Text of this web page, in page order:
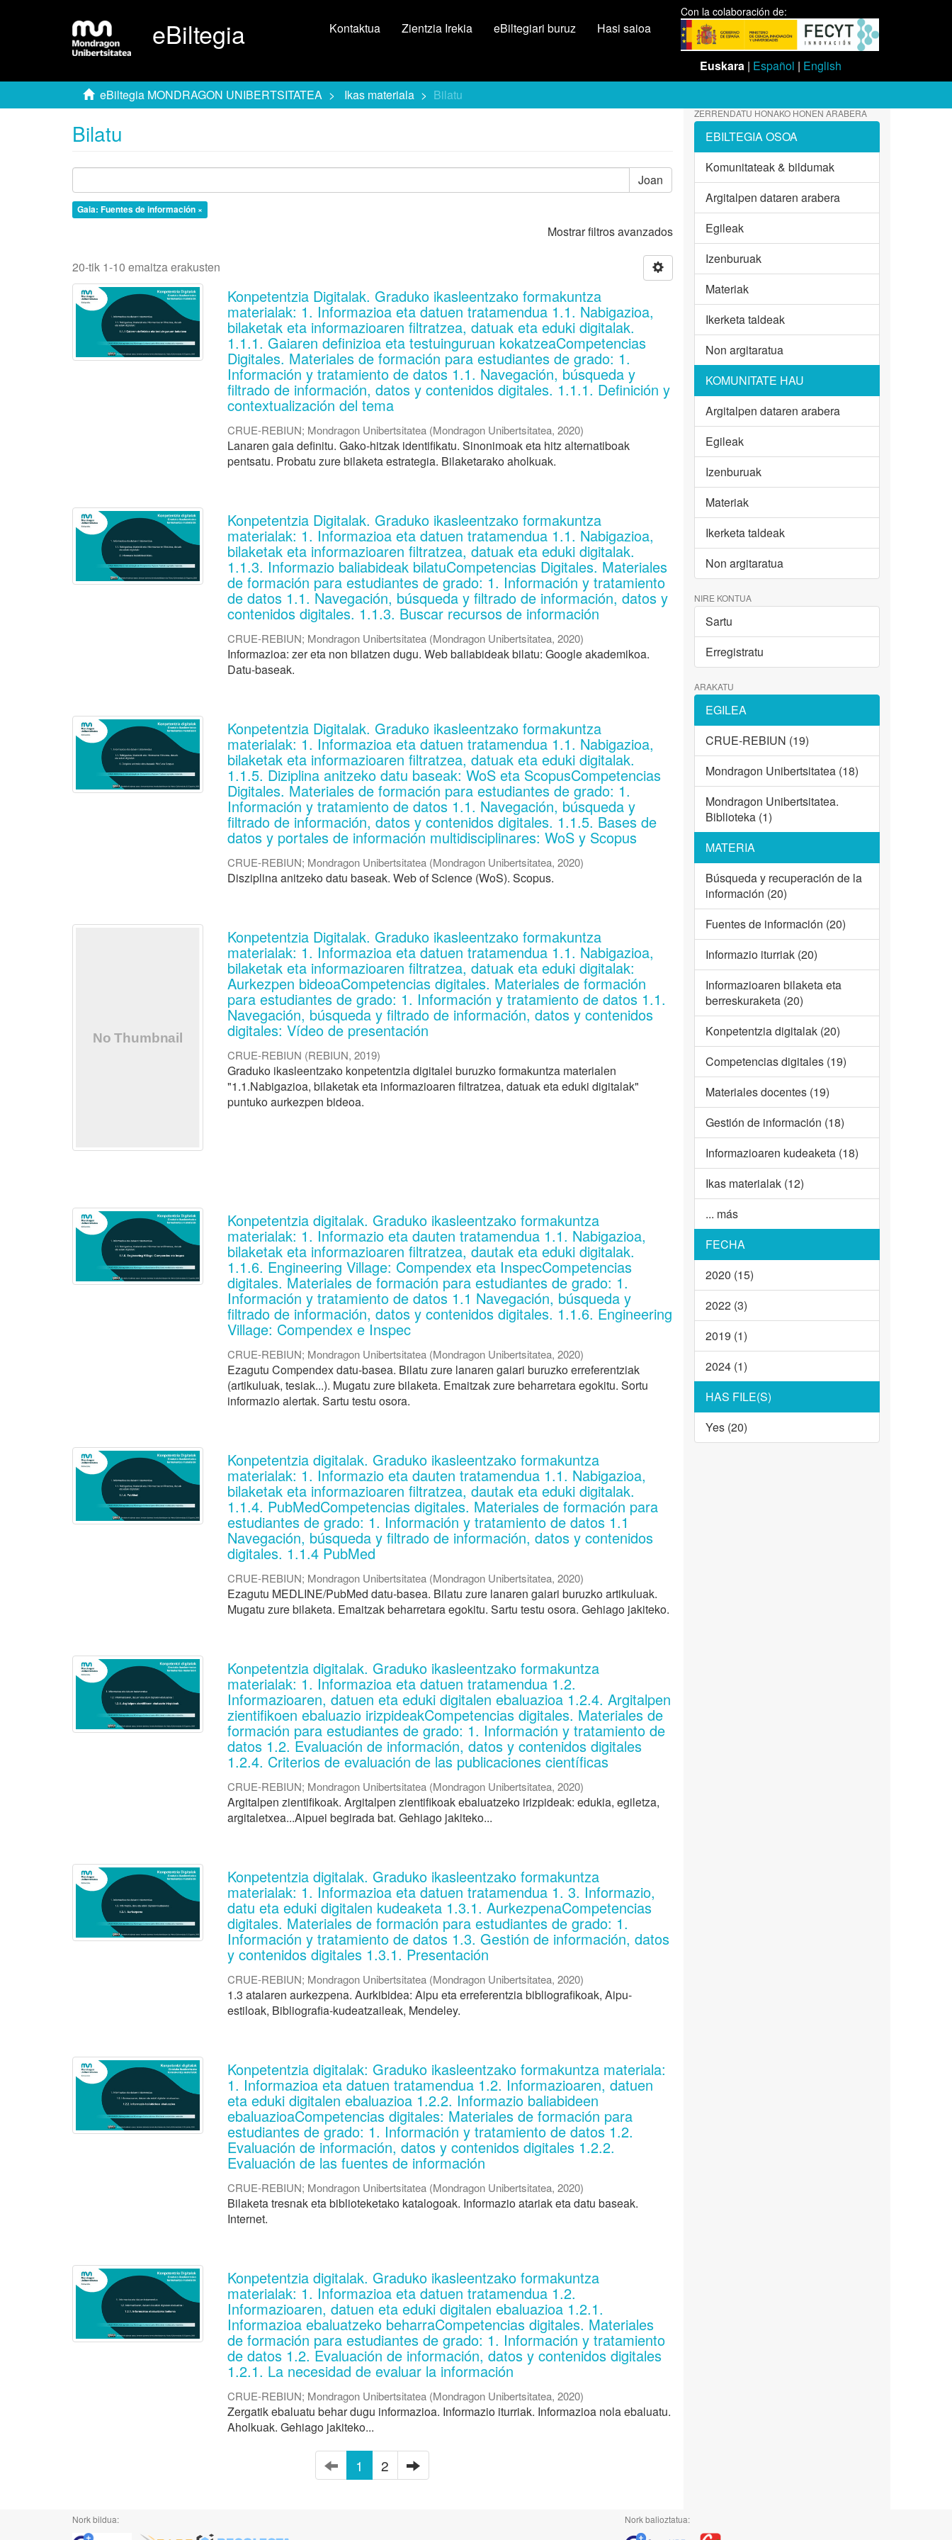
eBiltegia
Con la colaboración de:
Euskara | Español | English
Kontaktua Zientzia Irekia eBiltegiari buruz Hasi saioa
eBiltegia MONDRAGON UNIBERTSITATEA Ikas materiala Bilatu
Bilatu
Joan
Gaia: Fuentes de información ×
Mostrar filtros avanzados
20-tik 1-10 emaitza erakusten
Konpetentzia Digitalak. Graduko ikasleentzako formakuntza
materialak: 1. Informazioa eta datuen tratamendua 1.1. Nabigazioa,
bilaketak eta informazioaren filtratzea, datuak eta eduki digitalak.
1.1.1. Gaiaren definizioa eta testuinguruan kokatzeaCompetencias
Digitales. Materiales de formación para estudiantes de grado: 1.
Información y tratamiento de datos 1.1. Navegación, búsqueda y
filtrado de información, datos y contenidos digitales. 1.1.1. Definición y
contextualización del tema
CRUE-REBIUN; Mondragon Unibertsitatea (Mondragon Unibertsitatea,2020)
Lanaren gaia definitu. Gako-hitzak identifikatu. Sinonimoak eta hitz alternatiboak
pentsatu. Probatu zure bilaketa estrategia. Bilaketarako aholkuak.
Konpetentzia Digitalak. Graduko ikasleentzako formakuntza
materialak: 1. Informazioa eta datuen tratamendua 1.1. Nabigazioa,
bilaketak eta informazioaren filtratzea, datuak eta eduki digitalak.
1.1.3. Informazio baliabideak bilatuCompetencias Digitales. Materiales
de formación para estudiantes de grado: 1. Información y tratamiento
de datos 1.1. Navegación, búsqueda y filtrado de información, datos y
contenidos digitales. 1.1.3. Buscar recursos de información
CRUE-REBIUN; Mondragon Unibertsitatea (Mondragon Unibertsitatea,2020)
Informazioa: zer eta non bilatzen dugu. Web baliabideak bilatu: Google akademikoa.
Datu-baseak.
Konpetentzia Digitalak. Graduko ikasleentzako formakuntza
materialak: 1. Informazioa eta datuen tratamendua 1.1. Nabigazioa,
bilaketak eta informazioaren filtratzea, datuak eta eduki digitalak.
1.1.5. Diziplina anitzeko datu baseak: WoS eta ScopusCompetencias
Digitales. Materiales de formación para estudiantes de grado: 1.
Información y tratamiento de datos 1.1. Navegación, búsqueda y
filtrado de información, datos y contenidos digitales. 1.1.5. Bases de
datos y portales de información multidisciplinares: WoS y Scopus
CRUE-REBIUN; Mondragon Unibertsitatea (Mondragon Unibertsitatea,2020)
Disziplina anitzeko datu baseak. Web of Science (WoS). Scopus.
Konpetentzia Digitalak. Graduko ikasleentzako formakuntza
materialak: 1. Informazioa eta datuen tratamendua 1.1. Nabigazioa,
bilaketak eta informazioaren filtratzea, datuak eta eduki digitalak:
Aurkezpen bideoaCompetencias digitales. Materiales de formación
para estudiantes de grado: 1. Información y tratamiento de datos 1.1.
Navegación, búsqueda y filtrado de información, datos y contenidos
digitales: Vídeo de presentación
CRUE-REBIUN (REBIUN,2019)
Graduko ikasleentzako konpetentzia digitalei buruzko formakuntza materialen
"1.1.Nabigazioa, bilaketak eta informazioaren filtratzea, datuak eta eduki digitalak"
puntuko aurkezpen bideoa.
Konpetentzia digitalak. Graduko ikasleentzako formakuntza
materialak: 1. Informazio eta dauten tratamendua 1.1. Nabigazioa,
bilaketak eta informazioaren filtratzea, dautak eta eduki digitalak.
1.1.6. Engineering Village: Compendex eta InspecCompetencias
digitales. Materiales de formación para estudiantes de grado: 1.
Información y tratamiento de datos 1.1 Navegación, búsqueda y
filtrado de información, datos y contenidos digitales. 1.1.6. Engineering
Village: Compendex e Inspec
CRUE-REBIUN; Mondragon Unibertsitatea (Mondragon Unibertsitatea,2020)
Ezagutu Compendex datu-basea. Bilatu zure lanaren gaiari buruzko erreferentziak
(artikuluak, tesiak...). Mugatu zure bilaketa. Emaitzak zure beharretara egokitu. Sortu
informazio alertak. Sartu testu osora.
Konpetentzia digitalak. Graduko ikasleentzako formakuntza
materialak: 1. Informazio eta dauten tratamendua 1.1. Nabigazioa,
bilaketak eta informazioaren filtratzea, dautak eta eduki digitalak.
1.1.4. PubMedCompetencias digitales. Materiales de formación para
estudiantes de grado: 1. Información y tratamiento de datos 1.1
Navegación, búsqueda y filtrado de información, datos y contenidos
digitales. 1.1.4 PubMed
CRUE-REBIUN; Mondragon Unibertsitatea (Mondragon Unibertsitatea,2020)
Ezagutu MEDLINE/PubMed datu-basea. Bilatu zure lanaren gaiari buruzko artikuluak.
Mugatu zure bilaketa. Emaitzak beharretara egokitu. Sartu testu osora. Gehiago jakiteko.
Konpetentzia digitalak. Graduko ikasleentzako formakuntza
materialak: 1. Informazioa eta datuen tratamendua 1.2.
Informazioaren, datuen eta eduki digitalen ebaluazioa 1.2.4. Argitalpen
zientifikoen ebaluazio irizpideakCompetencias digitales. Materiales de
formación para estudiantes de grado: 1. Información y tratamiento de
datos 1.2. Evaluación de información, datos y contenidos digitales
1.2.4. Criterios de evaluación de las publicaciones científicas
CRUE-REBIUN; Mondragon Unibertsitatea (Mondragon Unibertsitatea,2020)
Argitalpen zientifikoak. Argitalpen zientifikoak ebaluatzeko irizpideak: edukia, egiletza,
argitaletxea...Aipuei begirada bat. Gehiago jakiteko...
Konpetentzia digitalak. Graduko ikasleentzako formakuntza
materialak: 1. Informazioa eta datuen tratamendua 1. 3. Informazio,
datu eta eduki digitalen kudeaketa 1.3.1. AurkezpenaCompetencias
digitales. Materiales de formación para estudiantes de grado: 1.
Información y tratamiento de datos 1.3. Gestión de información, datos
y contenidos digitales 1.3.1. Presentación
CRUE-REBIUN; Mondragon Unibertsitatea (Mondragon Unibertsitatea,2020)
1.3 atalaren aurkezpena. Aurkibidea: Aipu eta erreferentzia bibliografikoak, Aipu-
estiloak, Bibliografia-kudeatzaileak, Mendeley.
Konpetentzia digitalak: Graduko ikasleentzako formakuntza materiala:
1. Informazioa eta datuen tratamendua 1.2. Informazioaren, datuen
eta eduki digitalen ebaluazioa 1.2.2. Informazio baliabideen
ebaluazioaCompetencias digitales: Materiales de formación para
estudiantes de grado: 1. Información y tratamiento de datos 1.2.
Evaluación de información, datos y contenidos digitales 1.2.2.
Evaluación de las fuentes de información
CRUE-REBIUN; Mondragon Unibertsitatea (Mondragon Unibertsitatea,2020)
Bilaketa tresnak eta biblioteketako katalogoak. Informazio atariak eta datu baseak.
Internet.
Konpetentzia digitalak. Graduko ikasleentzako formakuntza
materialak: 1. Informazioa eta datuen tratamendua 1.2.
Informazioaren, datuen eta eduki digitalen ebaluazioa 1.2.1.
Informazioa ebaluatzeko beharraCompetencias digitales. Materiales
de formación para estudiantes de grado: 1. Información y tratamiento
de datos 1.2. Evaluación de información, datos y contenidos digitales
1.2.1. La necesidad de evaluar la información
CRUE-REBIUN; Mondragon Unibertsitatea (Mondragon Unibertsitatea,2020)
Zergatik ebaluatu behar dugu informazioa. Informazio iturriak. Informazioa nola ebaluatu.
Aholkuak. Gehiago jakiteko...
1 2
ZERRENDATU HONAKO HONEN ARABERA
EBILTEGIA OSOA
Komunitateak & bildumak
Argitalpen dataren arabera
Egileak
Izenburuak
Materiak
Ikerketa taldeak
Non argitaratua
KOMUNITATE HAU
Argitalpen dataren arabera
Egileak
Izenburuak
Materiak
Ikerketa taldeak
Non argitaratua
NIRE KONTUA
Sartu
Erregistratu
ARAKATU
EGILEA
CRUE-REBIUN (19)
Mondragon Unibertsitatea (18)
Mondragon Unibertsitatea.
Biblioteka (1)
MATERIA
Búsqueda y recuperación de la
información (20)
Fuentes de información (20)
Informazio iturriak (20)
Informazioaren bilaketa eta
berreskuraketa (20)
Konpetentzia digitalak (20)
Competencias digitales (19)
Materiales docentes (19)
Gestión de información (18)
Informazioaren kudeaketa (18)
Ikas materialak (12)
... más
FECHA
2020 (15)
2022 (3)
2019 (1)
2024 (1)
HAS FILE(S)
Yes (20)
Nork bildua: Nork balioztatua: